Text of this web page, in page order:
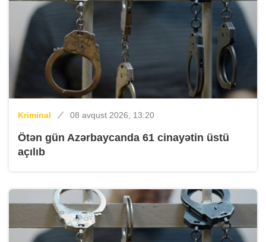
Kriminal 08 avqust 2026, 13:20
Ötən gün Azərbaycanda 61 cinayətin üstü
açılıb